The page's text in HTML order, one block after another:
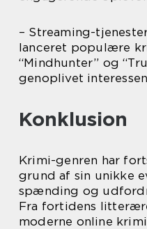
– Streaming-
lanceret populære
“Mindhunter” og
genoplivet
Konklusion
Krimi-genren har
grund af sin unikke
spænding og
Fra fortidens
moderne online